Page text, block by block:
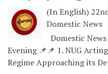
(In English)
Domestic News
Domestic
Evening 📌📌 1. NUG
Regime Approaching its